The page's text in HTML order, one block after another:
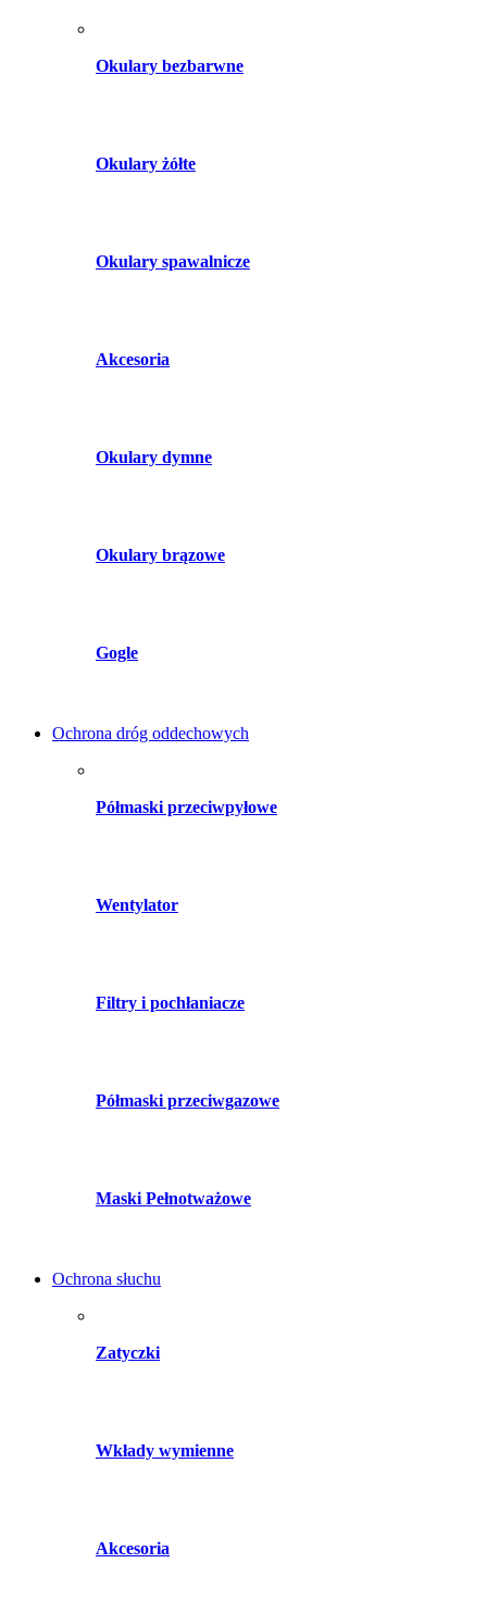
Okulary bezbarwne
Okulary żółte
Okulary spawalnicze
Akcesoria
Okulary dymne
Okulary brązowe
Gogle
Ochrona dróg oddechowych
Półmaski przeciwpyłowe
Wentylator
Filtry i pochłaniacze
Półmaski przeciwgazowe
Maski Pełnotważowe
Ochrona słuchu
Zatyczki
Wkłady wymienne
Akcesoria